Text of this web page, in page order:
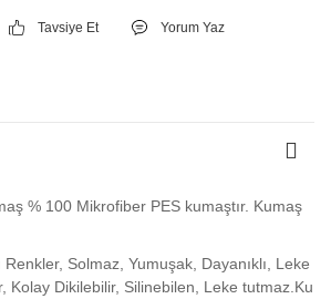
Tavsiye Et Yorum Yaz
% 100 Mikrofiber PES kumaştır. Kumaş
Renkler, Solmaz, Yumuşak, Dayanıklı, Leke
Kolay Dikilebilir, Silinebilen, Leke tutmaz.Ku